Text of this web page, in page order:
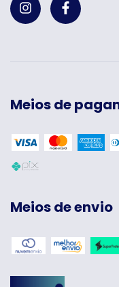
Meios de
Meios de envio